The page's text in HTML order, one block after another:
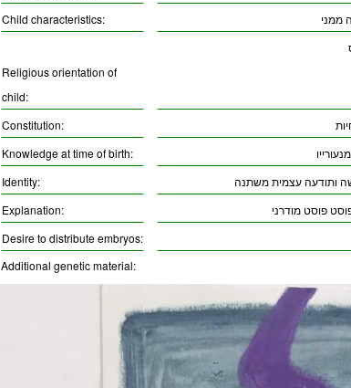
Child characteristics:
ממני
Religious orientation of
child:
Constitution:
Knowledge at time of birth:
Identity:
ותודעה עצמית משתנה
Explanation:
פוסט מודרני
Desire to distribute embryos:
Additional genetic material: